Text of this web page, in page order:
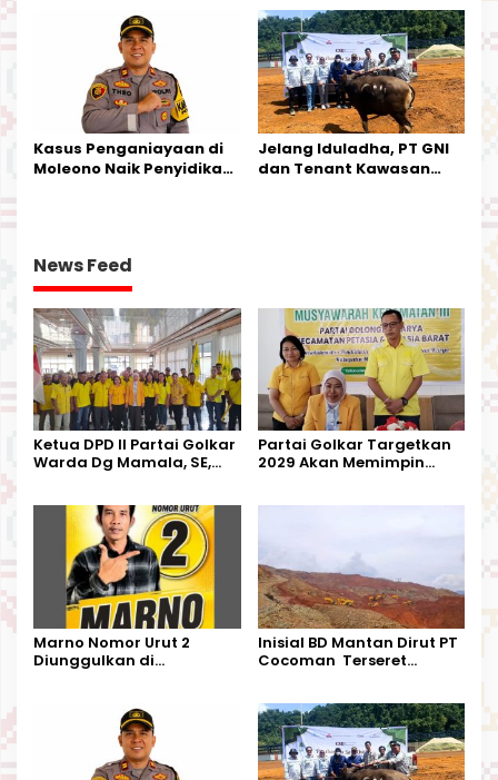
Kesederhanaannya Jadi
Harapan Warga
Tata Kelola Tambang
Kalimantan Barat
Kasus Penganiayaan di
Moleono Naik Penyidikan,
Jelang Iduladha, PT GNI
dan Tenant Kawasan
News Feed
Ketua DPD II Partai Golkar
Warda Dg Mamala, SE,
Kecamatan Petbar
Partai Golkar Targetkan
2029 Akan Memimpin
Marno Nomor Urut 2
Diunggulkan di
Harapan Warga
Inisial BD Mantan Dirut PT
Cocoman Terseret
Kalimantan Barat